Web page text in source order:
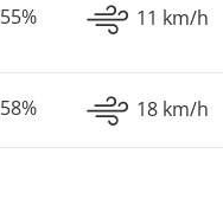
55% 11 km/h
58% 18 km/h